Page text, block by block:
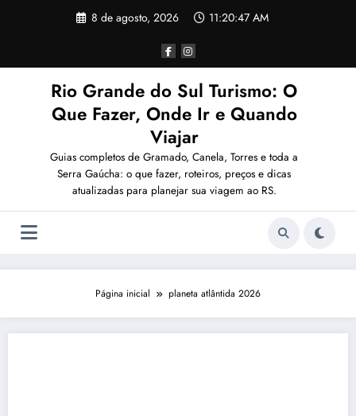
8 de agosto, 2026 11:20:47 AM
Rio Grande do Sul Turismo: O
Que Fazer, Onde Ir e Quando
Viajar
Guias completos de Gramado, Canela, Torres e toda a
Serra Gaúcha: o que fazer, roteiros, preços e dicas
atualizadas para planejar sua viagem ao RS.
Página inicial planeta atlântida 2026